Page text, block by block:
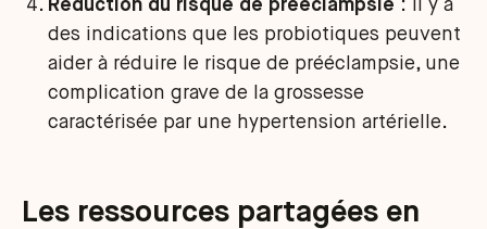
Réduction du risque de prééclampsie : Il y a
des indications que les probiotiques peuvent
aider à réduire le risque de prééclampsie, une
complication grave de la grossesse
caractérisée par une hypertension artérielle.
Les ressources partagées en